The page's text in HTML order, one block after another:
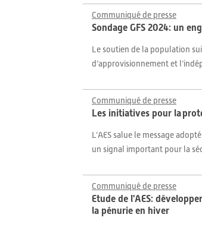
Communiqué de presse
Sondage GFS 2024: un
Le soutien de la population
d’approvisionnement et
Communiqué de presse
Les initiatives pour la
L’AES salue le message
un signal important pour la
Communiqué de presse
Etude de l'AES:
la pénurie en hiver